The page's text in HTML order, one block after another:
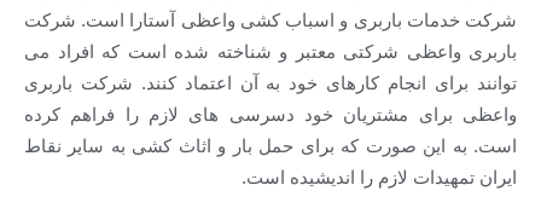
شرکت خدمات باربری و اسباب کشی واعظی آستارا است. شرکت
باربری واعظی شرکتی معتبر و شناخته شده است که افراد می
توانند برای انجام کارهای خود به آن اعتماد کنند. شرکت باربری
واعظی برای مشتریان خود دسرسی های لازم را فراهم کرده
است. به این صورت که برای حمل بار و اثاث کشی به سایر نقاط
ایران تمهیدات لازم را اندیشیده است.